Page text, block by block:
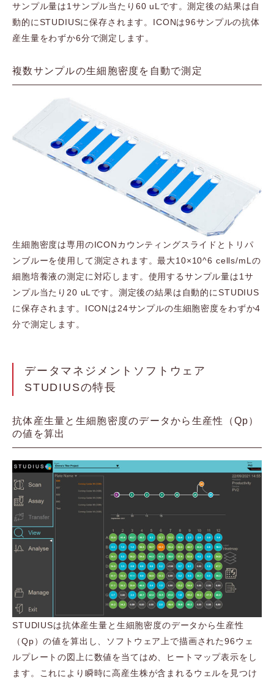
サンプル量は1サンプル当たり60 uLです。測定後の結果は自
動的にSTUDIUSに保存されます。ICONは96サンプルの抗体
産生量をわずか6分で測定します。
複数サンプルの生細胞密度を自動で測定
生細胞密度は専用のICONカウンティングスライドとトリパ
ンブルーを使用して測定されます。最大10×10^6 cells/mLの
細胞培養液の測定に対応します。使用するサンプル量は1サ
ンプル当たり20 uLです。測定後の結果は自動的にSTUDIUS
に保存されます。ICONは24サンプルの生細胞密度をわずか4
分で測定します。
データマネジメントソフトウェア
STUDIUSの特長
抗体産生量と生細胞密度のデータから生産性（Qp）
の値を算出
STUDIUSは抗体産生量と生細胞密度のデータから生産性
（Qp）の値を算出し、ソフトウェア上で描画された96ウェ
ルプレートの図上に数値を当てはめ、ヒートマップ表示をし
ます。これにより瞬時に高産生株が含まれるウェルを見つけ